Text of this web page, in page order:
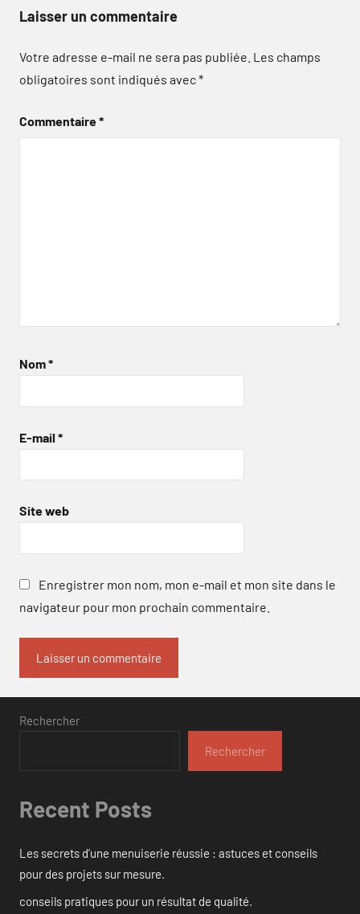
Laisser un commentaire
Votre adresse e-mail ne sera pas publiée. Les champs
obligatoires sont indiqués avec*
Commentaire*
Nom*
E-mail *
Site web
Enregistrer mon nom, mon e-mail et mon site dans le
navigateur pour mon prochain commentaire.
Rechercher
Rechercher
Recent Posts
Les secrets d’une menuiserie réussie : astuces et conseils
pour des projets sur mesure.
conseils pratiques pour un résultat de qualité.